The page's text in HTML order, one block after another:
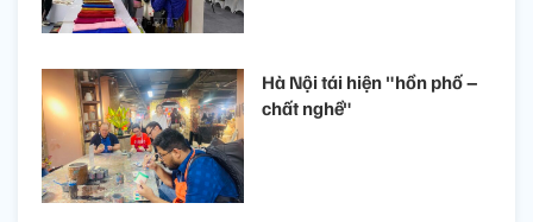
Hà Nội tái hiện "hồn phố –
chất nghề"